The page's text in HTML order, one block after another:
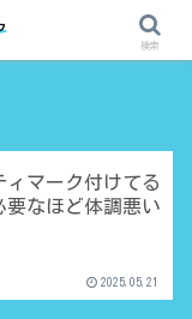
ィマーク付けてる
要なほど体調悪い
2025.05.21
検索